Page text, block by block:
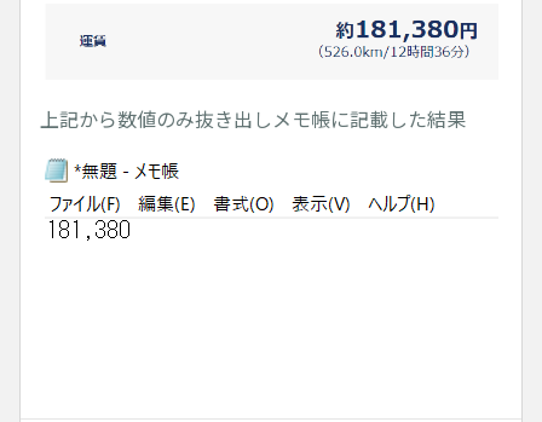
上記から数値のみ抜き出しメモ帳に記載した結果